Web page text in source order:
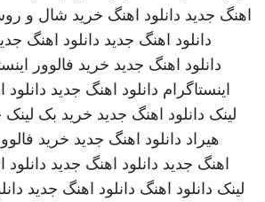
اهنگ جدید دانلود اهنگ خرید شال و
دانلود اهنگ جدید دانلود اهنگ
دانلود اهنگ جدید خرید فالوور
اینستاگرام دانلود اهنگ جدید
لینک دانلود اهنگ جدید خرید بک لینک
هیراد دانلود اهنگ جدید خرید
اهنگ جدید دانلود اهنگ جدید
لینک دانلود اهنگ دانلود اهنگ جدید